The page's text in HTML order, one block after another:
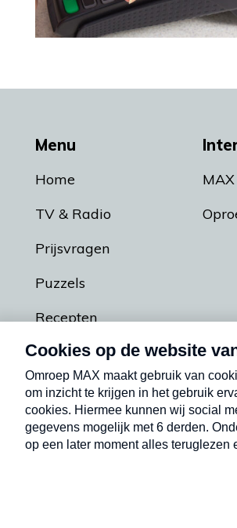
Menu
Home
TV & Radio
Prijsvragen
Puzzels
Recepten
Podcasts